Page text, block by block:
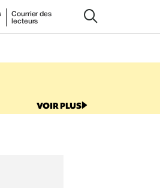
Courrier des
lecteurs
VOIR PLUS